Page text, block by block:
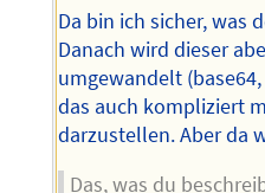
Da bin ich sicher, was
Danach wird dieser
umgewandelt
das auch kompliziert
darzustellen. Aber da
Das, was du